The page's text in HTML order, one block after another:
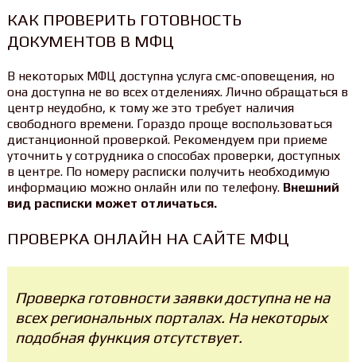
КАК ПРОВЕРИТЬ ГОТОВНОСТЬ
ДОКУМЕНТОВ В МФЦ
В некоторых МФЦ доступна услуга смс-оповещения, но
она доступна не во всех отделениях. Лично обращаться в
центр неудобно, к тому же это требует наличия
свободного времени. Гораздо проще воспользоваться
дистанционной проверкой. Рекомендуем при приеме
уточнить у сотрудника о способах проверки, доступных
в центре. По номеру расписки получить необходимую
информацию можно онлайн или по телефону. Внешний
вид расписки может отличаться.
ПРОВЕРКА ОНЛАЙН НА САЙТЕ МФЦ
Проверка готовности заявки доступна не на
всех региональных порталах. На некоторых
подобная функция отсутствует.